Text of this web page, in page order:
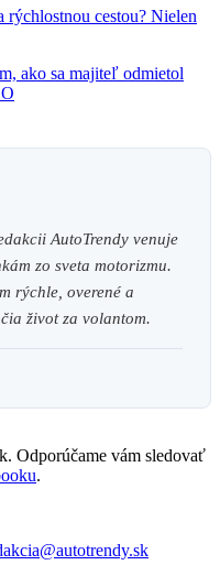
cestou? Nielen
ako sa majiteľ odmietol
AutoTrendy venuje
zo sveta motorizmu.
rýchle, overené a
život za volantom.
Odporúčame vám sledovať
.